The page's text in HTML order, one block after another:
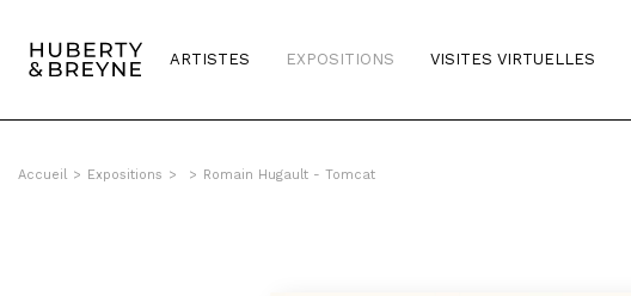
ARTISTES EXPOSITIONS VISITES VIRTUELLES
Accueil > Expositions > > Romain Hugault - Tomcat